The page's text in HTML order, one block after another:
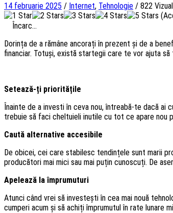
14 februarie 2025 / Internet, Tehnologie / 822
Încarc...
Dorința de a rămâne ancorați în prezent și de a
financiar. Totuși, există startegii care te vor ajuta
Setează-ți prioritățile
Înainte de a investi în ceva nou, întreabă-te dacă ai
trebuie să faci cheltuieli inutile cu tot ce apare nou
Caută alternative accesibile
De obicei, cei care stabilesc tendințele sunt marii
producători mai mici sau mai puțin cunoscuți. De
Apelează la împrumuturi
Atunci când vrei să investești în cea mai nouă
cumperi acum și să achiți împrumutul în rate lunare